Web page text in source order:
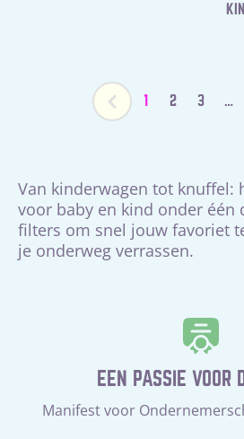
1 2 3 …
Van kinderwagen tot knuffel:
voor baby en kind onder één
filters om snel jouw favoriet
je onderweg verrassen.
EEN PASSIE VOOR
Manifest voor